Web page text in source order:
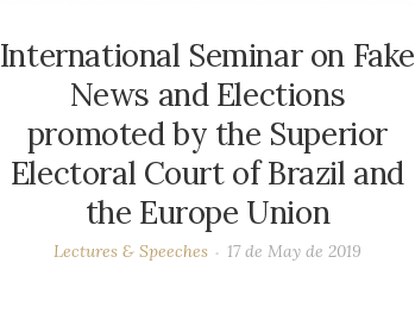
International Seminar on Fake
News and Elections
promoted by the Superior
Electoral Court of Brazil and
the Europe Union
Lectures & Speeches 17 de May de 2019